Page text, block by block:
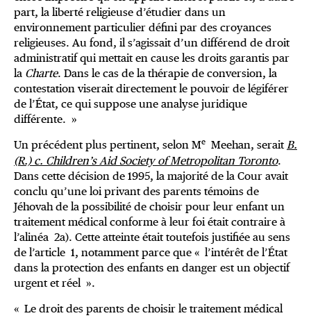
part, la liberté religieuse d’étudier dans un
environnement particulier défini par des croyances
religieuses. Au fond, il s’agissait d’un différend de droit
administratif qui mettait en cause les droits garantis par
la Charte. Dans le cas de la thérapie de conversion, la
contestation viserait directement le pouvoir de légiférer
de l’État, ce qui suppose une analyse juridique
différente. »
Un précédent plus pertinent, selon Me Meehan, seraitB.
(R.) c. Children’s Aid Society of Metropolitan Toronto.
Dans cette décision de 1995, la majorité de la Cour avait
conclu qu’une loi privant des parents témoins de
Jéhovah de la possibilité de choisir pour leur enfant un
traitement médical conforme à leur foi était contraire à
l’alinéa 2a). Cette atteinte était toutefois justifiée au sens
de l’article 1, notamment parce que « l’intérêt de l’État
dans la protection des enfants en danger est un objectif
urgent et réel ».
« Le droit des parents de choisir le traitement médical